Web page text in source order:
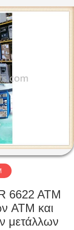
6622 ATM
ATM και
μετάλλων